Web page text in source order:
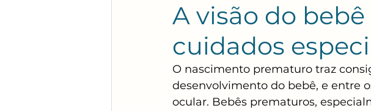
A visão do
cuidados
O nascimento prematuro traz
desenvolvimento do bebê, e entre
ocular. Bebês prematuros,